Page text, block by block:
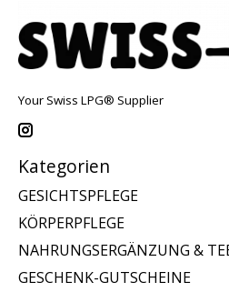
Your Swiss LPG® Supplier
Kategorien
GESICHTSPFLEGE
KÖRPERPFLEGE
NAHRUNGSERGÄNZUNG &
GESCHENK-GUTSCHEINE